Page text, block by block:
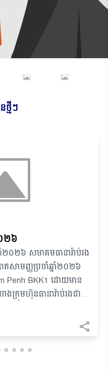
ថ្មីៗ
២៦
នារ៉ាប់រង
តសាមញ្ញប្រចាំឆ្នាំ២០២៦
Penh BKK1 ដោយមាន
ក្រុមហ៊ុនធានារ៉ាប់រងជា
ធផលសំខាន់ៗដែលសម្រេច
មទាំងការពិភាក្សាលើ
ងកាលានុវត្តភាពថ្មីៗ